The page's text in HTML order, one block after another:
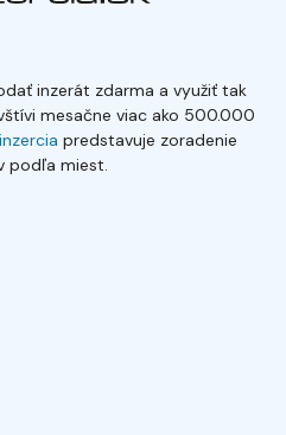
inzerát zdarma a využiť tak
mesačne viac ako 500.000
predstavuje zoradenie
podľa miest.